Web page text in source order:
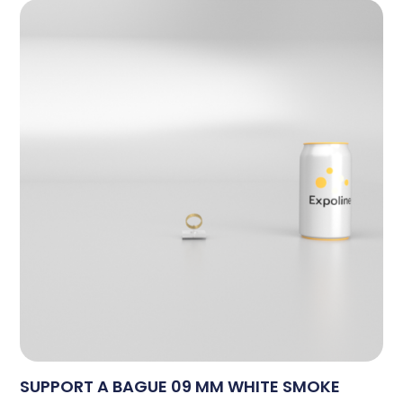
SUPPORT A BAGUE 09 MM WHITE SMOKE